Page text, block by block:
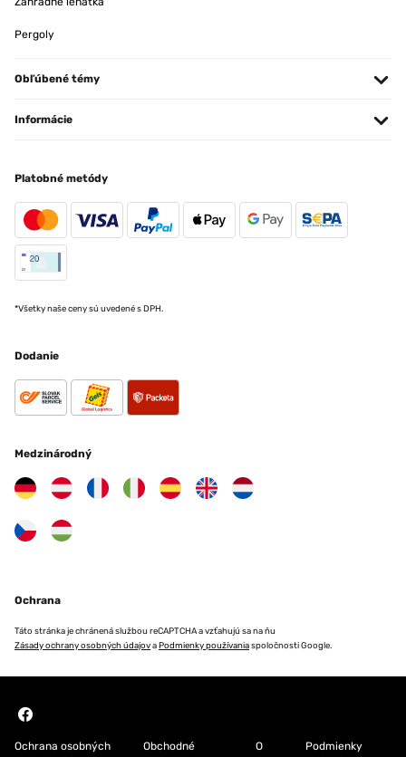
Pergoly
Obľúbené témy
Informácie
Platobné metódy
*Všetky naše ceny sú uvedené s DPH.
Dodanie
Medzinárodný
Ochrana
Táto stránka je chránená službou reCAPTCHA a vzťahujú sa na ňu
Zásady ochrany osobných údajovaPodmienky používaniaspoločnosti Google.
Ochrana osobných Obchodné O Podmienky